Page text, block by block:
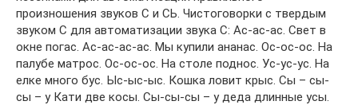
произношения звуков С и СЬ. Чистоговорки с твердым
звуком С для автоматизации звука С: Ас-ас-ас. Свет в
окне погас. Ас-ас-ас-ас. Мы купили ананас. Ос-ос-ос. На
палубе матрос. Ос-ос-ос. На столе поднос. Ус-ус-ус. На
елке много бус. Ыс-ыс-ыс. Кошка ловит крыс. Сы – сы-
сы – у Кати две косы. Сы-сы-сы – у деда длинные усы.